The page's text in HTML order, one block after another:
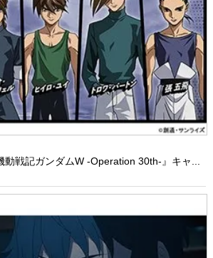
戦記ガンダムW -Operation 30th-』キャ...